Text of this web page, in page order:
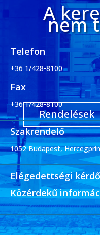
A
nem
Rendelések
Telefon
+36 1/428-8100
Fax
+36 1/428-8100
Szakrendelő
1052 Budapest,
Elégedettségi
Közérdekű